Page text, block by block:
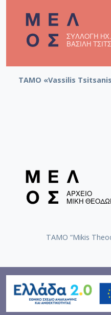
TAMO «Vassilis
TAMO “Mikis